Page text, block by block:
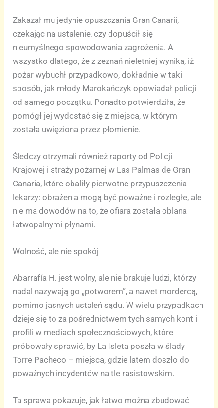
Zakazał mu jedynie opuszczania Gran Canarii,
czekając na ustalenie, czy dopuścił się
nieumyślnego spowodowania zagrożenia. A
wszystko dlatego, że z zeznań nieletniej wynika, iż
pożar wybuchł przypadkowo, dokładnie w taki
sposób, jak młody Marokańczyk opowiadał policji
od samego początku. Ponadto potwierdziła, że
pomógł jej wydostać się z miejsca, w którym
została uwięziona przez płomienie.
Śledczy otrzymali również raporty od Policji
Krajowej i straży pożarnej w Las Palmas de Gran
Canaria, które obaliły pierwotne przypuszczenia
lekarzy: obrażenia mogą być poważne i rozległe, ale
nie ma dowodów na to, że ofiara została oblana
łatwopalnymi płynami.
Wolność, ale nie spokój
Abarrafía H. jest wolny, ale nie brakuje ludzi, którzy
nadal nazywają go „potworem”, a nawet mordercą,
pomimo jasnych ustaleń sądu. W wielu przypadkach
dzieje się to za pośrednictwem tych samych kont i
profili w mediach społecznościowych, które
próbowały sprawić, by La Isleta poszła w ślady
Torre Pacheco – miejsca, gdzie latem doszło do
poważnych incydentów na tle rasistowskim.
Ta sprawa pokazuje, jak łatwo można zbudować